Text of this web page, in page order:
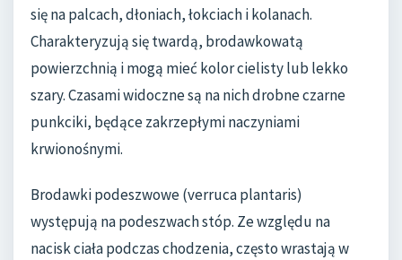
się na palcach, dłoniach, łokciach i kolanach.
Charakteryzują się twardą, brodawkowatą
powierzchnią i mogą mieć kolor cielisty lub lekko
szary. Czasami widoczne są na nich drobne czarne
punkciki, będące zakrzepłymi naczyniami
krwionośnymi.
Brodawki podeszwowe (verruca plantaris)
występują na podeszwach stóp. Ze względu na
nacisk ciała podczas chodzenia, często wrastają w